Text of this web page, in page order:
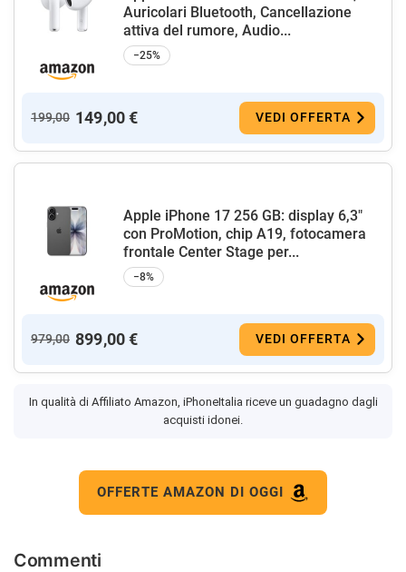
Auricolari Bluetooth, Cancellazione
attiva del rumore, Audio...
−25%
199,00 149,00 € VEDI OFFERTA
Apple iPhone 17 256 GB: display 6,3"
con ProMotion, chip A19, fotocamera
frontale Center Stage per...
−8%
979,00 899,00 € VEDI OFFERTA
In qualità di Affiliato Amazon, iPhoneItalia riceve un guadagno dagli
acquisti idonei.
OFFERTE AMAZON DI OGGI
Commenti